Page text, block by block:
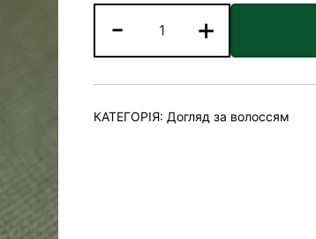
опитування
покупців
-
для
волосся
з
олією
+
КАТЕГОРІЯ: Догляд за волоссям